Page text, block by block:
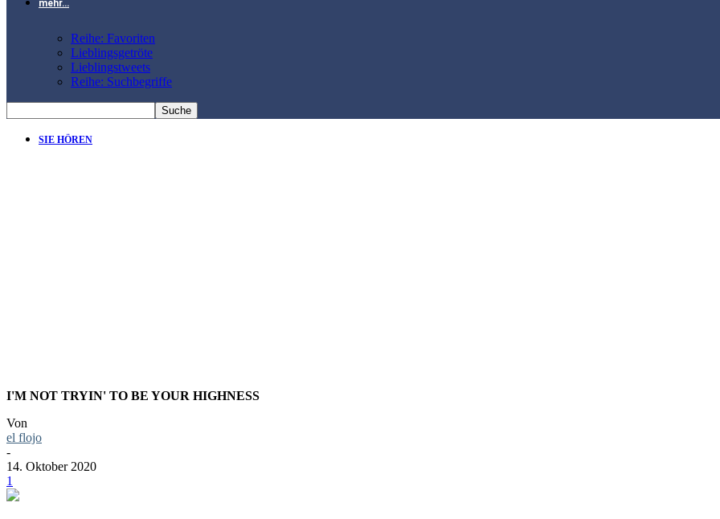
mehr…
Reihe: Favoriten
Lieblingsgetröte
Lieblingstweets
Reihe: Suchbegriffe
SIE HÖREN
I'M NOT TRYIN' TO BE YOUR HIGHNESS
Von
el flojo
-
14. Oktober 2020
1